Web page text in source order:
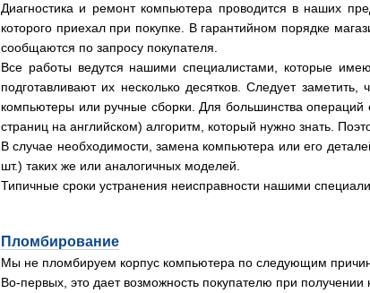
Диагностика и ремонт компьютера проводится в наших
которого приехал при покупке. В гарантийном порядке
сообщаются по запросу покупателя.
Все работы ведутся нашими специалистами, которые
подготавливают их несколько десятков. Следует
компьютеры или ручные сборки. Для большинства
страниц на английском) алгоритм, который нужно знать.
В случае необходимости, замена компьютера или его
шт.) таких же или аналогичных моделей.
Типичные сроки устранения неисправности нашими
Пломбирование
Мы не пломбируем корпус компьютера по следующим
Во-первых, это дает возможность покупателю при получении